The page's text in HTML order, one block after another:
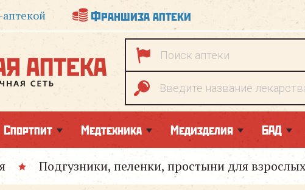
Франшиза аптеки
Спортпит Медтехника Медизделия БАД
Подгузники, пеленки, простыни для взрослых